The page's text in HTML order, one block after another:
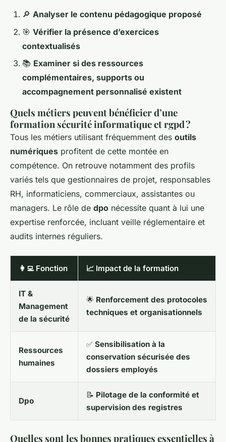
🔎 Analyser le contenu pédagogique proposé
🎯 Vérifier la présence d’exercices
contextualisés
📚 Examiner si des ressources
complémentaires, supports ou
accompagnement personnalisé existent
Quels métiers peuvent bénéficier d’une
formation sécurité informatique et rgpd ?
Tous les métiers utilisant fréquemment des outils
numériques profitent de cette montée en
compétence. On retrouve notamment des profils
variés tels que gestionnaires de projet, responsables
RH, informaticiens, commerciaux, assistantes ou
managers. Le rôle de dpo nécessite quant à lui une
expertise renforcée, incluant veille réglementaire et
audits internes réguliers.
👩‍💻 Fonction 📈 Impact de la formation
IT &
Management
de la sécurité
🌟 Renforcement des protocoles
techniques et organisationnels
Ressources
humaines
✅ Sensibilisation à la
conservation sécurisée des
dossiers employés
Dpo
📝 Pilotage de la conformité et
supervision des registres
Quelles sont les bonnes pratiques essentielles à